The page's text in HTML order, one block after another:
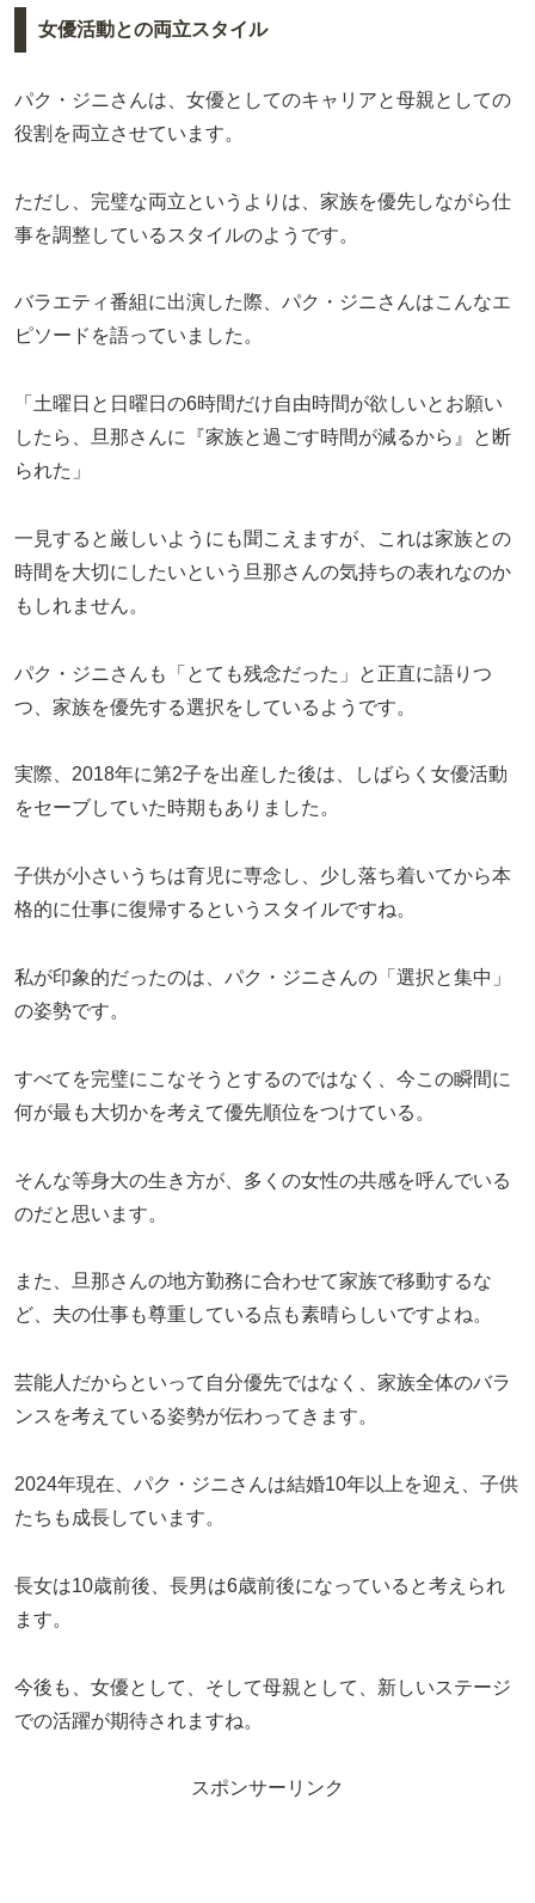
女優活動との両立スタイル
パク・ジニさんは、女優としてのキャリアと母親としての
役割を両立させています。
ただし、完璧な両立というよりは、家族を優先しながら仕
事を調整しているスタイルのようです。
バラエティ番組に出演した際、パク・ジニさんはこんなエ
ピソードを語っていました。
「土曜日と日曜日の6時間だけ自由時間が欲しいとお願い
したら、旦那さんに『家族と過ごす時間が減るから』と断
られた」
一見すると厳しいようにも聞こえますが、これは家族との
時間を大切にしたいという旦那さんの気持ちの表れなのか
もしれません。
パク・ジニさんも「とても残念だった」と正直に語りつ
つ、家族を優先する選択をしているようです。
実際、2018年に第2子を出産した後は、しばらく女優活動
をセーブしていた時期もありました。
子供が小さいうちは育児に専念し、少し落ち着いてから本
格的に仕事に復帰するというスタイルですね。
私が印象的だったのは、パク・ジニさんの「選択と集中」
の姿勢です。
すべてを完璧にこなそうとするのではなく、今この瞬間に
何が最も大切かを考えて優先順位をつけている。
そんな等身大の生き方が、多くの女性の共感を呼んでいる
のだと思います。
また、旦那さんの地方勤務に合わせて家族で移動するな
ど、夫の仕事も尊重している点も素晴らしいですよね。
芸能人だからといって自分優先ではなく、家族全体のバラ
ンスを考えている姿勢が伝わってきます。
2024年現在、パク・ジニさんは結婚10年以上を迎え、子供
たちも成長しています。
長女は10歳前後、長男は6歳前後になっていると考えられ
ます。
今後も、女優として、そして母親として、新しいステージ
での活躍が期待されますね。
スポンサーリンク